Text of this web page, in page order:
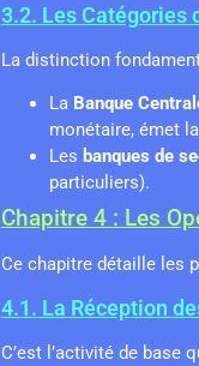
3.2. Les Catégories
La distinction
La Banque
monétaire, émet
Les banques de
particuliers).
Chapitre 4 : Les
Ce chapitre détaille les
4.1. La Réception
C’est l’activité de